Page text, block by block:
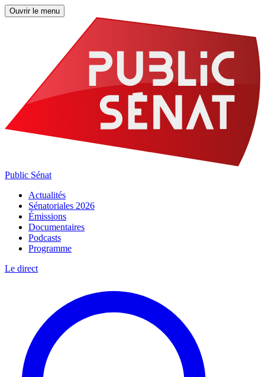
Ouvrir le menu
Public Sénat
Actualités
Sénatoriales 2026
Émissions
Documentaires
Podcasts
Programme
Le direct